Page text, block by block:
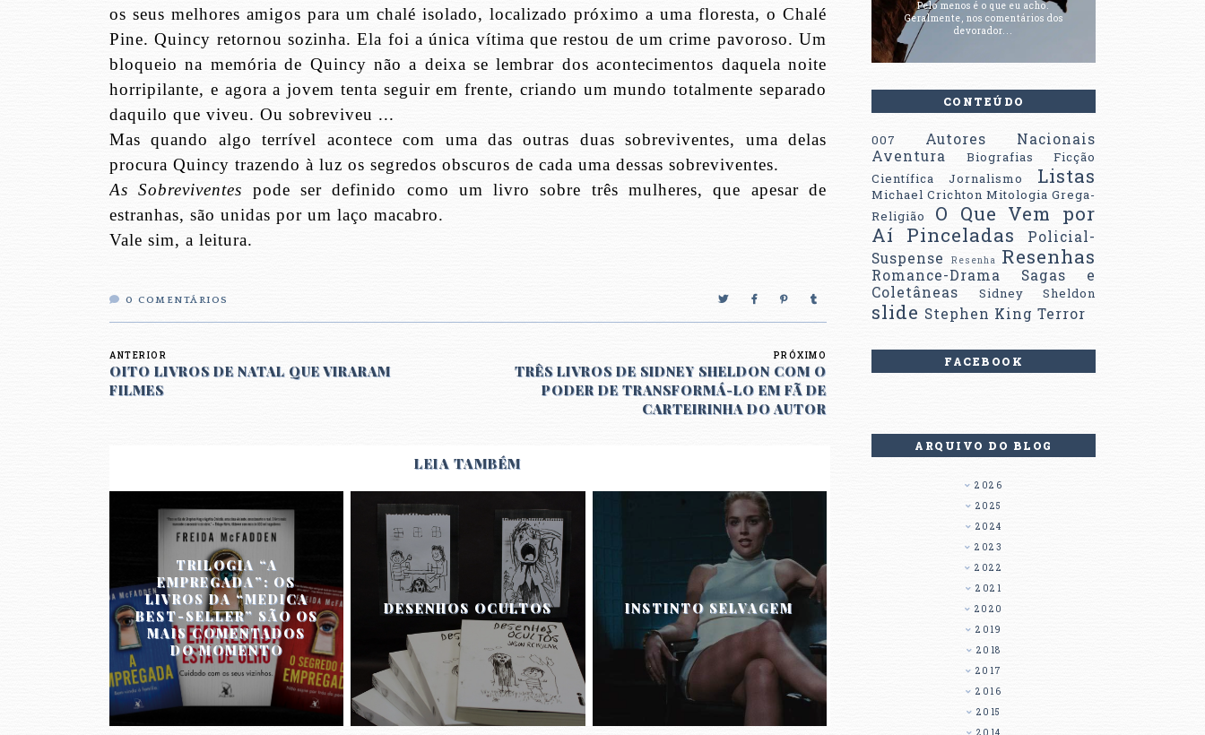
os seus melhores amigos para um chalé isolado, localizado próximo a uma floresta, o Chalé
Pine. Quincy retornou sozinha. Ela foi a única vítima que restou de um crime pavoroso. Um
bloqueio na memória de Quincy não a deixa se lembrar dos acontecimentos daquela noite
horripilante, e agora a jovem tenta seguir em frente, criando um mundo totalmente separado
daquilo que viveu. Ou sobreviveu ...
Mas quando algo terrível acontece com uma das outras duas sobreviventes, uma delas
procura Quincy trazendo à luz os segredos obscuros de cada uma dessas sobreviventes.
As Sobreviventes pode ser definido como um livro sobre três mulheres, que apesar de
estranhas, são unidas por um laço macabro.
Vale sim, a leitura.
0 COMENTÁRIOS
ANTERIOR
OITO LIVROS DE NATAL QUE VIRARAM
FILMES
PRÓXIMO
TRÊS LIVROS DE SIDNEY SHELDON COM O
PODER DE TRANSFORMÁ-LO EM FÃ DE
CARTEIRINHA DO AUTOR
LEIA TAMBÉM
TRILOGIA “A
EMPREGADA”: OS
LIVROS DA “MEDICA
BEST-SELLER” SÃO OS
MAIS COMENTADOS
DO MOMENTO
DESENHOS OCULTOS INSTINTO SELVAGEM
Pelo menos é o que eu acho.
Geralmente, nos comentários dos
devorador...
CONTEÚDO
007
Autores Nacionais
Aventura
Biografias
Ficção
Científica
Jornalismo Listas
Michael Crichton Mitologia Grega-
Religião
O Que Vem por
Aí Pinceladas
Policial-
Suspense
Resenha Resenhas
Romance-Drama
Sagas e
Coletâneas
Sidney Sheldon
slide Stephen King Terror
FACEBOOK
ARQUIVO DO BLOG
2026
2025
2024
2023
2022
2021
2020
2019
2018
2017
2016
2015